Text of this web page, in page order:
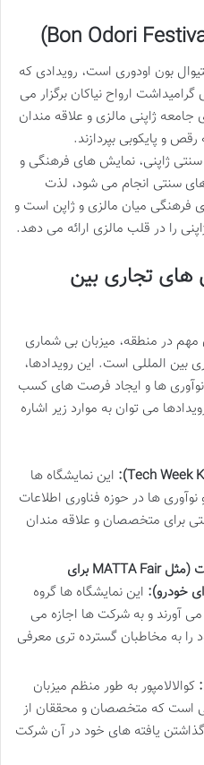
بون اودوری است، رویدادی که
ارواح نیاکان برگزار می
ژاپنی مالزی و علاقه مندان
و پایکوبی بپردازند.
سنتی ژاپنی، نمایش های فرهنگی و
سنتی انجام می شود، لذت
فرهنگی میان مالزی و ژاپن است و
را در قلب مالزی ارائه می دهد.
های تجاری بین
مهم در منطقه، میزبان بی شماری
بین المللی است. این رویدادها،
نوآوری ها و ایجاد فرصت های کسب
می توان به موارد زیر اشاره
این نمایشگاه ها
ها در حوزه فناوری اطلاعات
برای متخصصان و علاقه مندان
نمایشگاه های تخصصی صنعت (مثل MATTA Fair برای
این نمایشگاه ها گروه
آورند و به شرکت ها اجازه می
به مخاطبان گسترده تری معرفی
کوالالامپور به طور منظم میزبان
است که متخصصان و محققان از
یافته های خود در آن شرکت